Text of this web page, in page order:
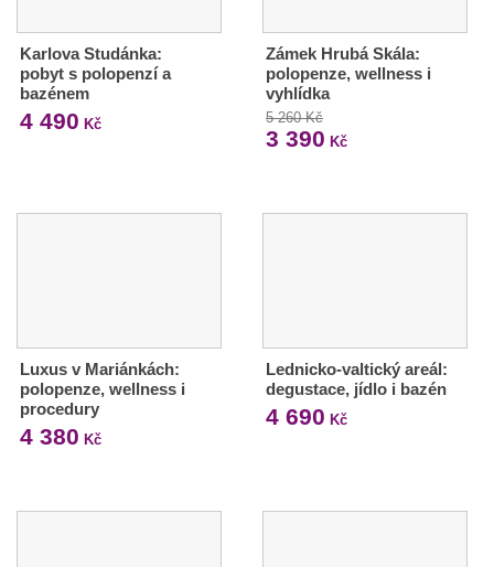
Karlova Studánka:
pobyt s polopenzí a
bazénem
4 490 Kč
Zámek Hrubá Skála:
polopenze, wellness i
vyhlídka
5 260 Kč
3 390 Kč
Luxus v Mariánkách:
polopenze, wellness i
procedury
4 380 Kč
Lednicko-valtický areál:
degustace, jídlo i bazén
4 690 Kč